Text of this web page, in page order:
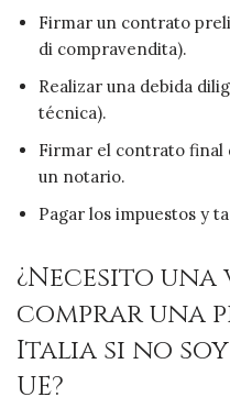
Firmar un contrato
di compravendita).
Realizar una debida
técnica).
Firmar el contrato final
un notario.
Pagar los impuestos y
¿Necesito una
comprar una
Italia si no
UE?